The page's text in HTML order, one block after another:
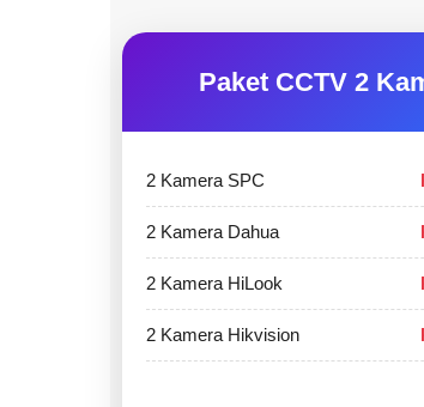
Paket CCTV 2
2 Kamera SPC
2 Kamera Dahua
2 Kamera HiLook
2 Kamera Hikvision